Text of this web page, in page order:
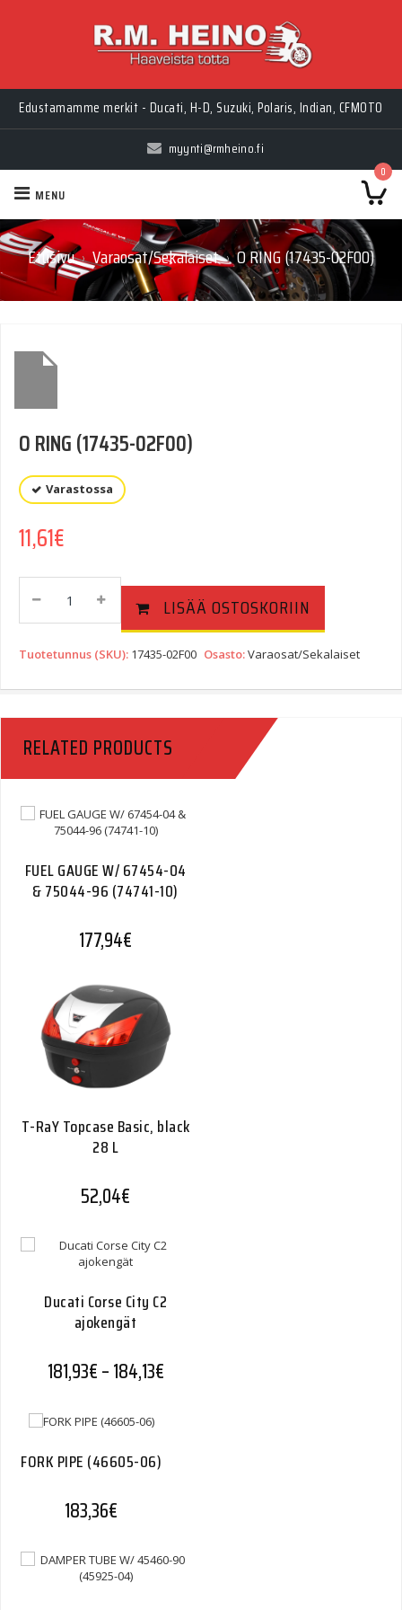
Edustamamme merkit - Ducati, H-D, Suzuki, Polaris, Indian, CFMOTO
myynti@rmheino.fi
0
MENU
Etusivu › Varaosat/Sekalaiset › O RING (17435-02F00)
O RING (17435-02F00)
Varastossa
11,61€
02F00)
LISÄÄ OSTOSKORIIN
Tuotetunnus (SKU): 17435-02F00 Osasto:Varaosat/Sekalaiset
RELATED PRODUCTS
FUEL GAUGE W/ 67454-04
& 75044-96 (74741-10)
177,94€
T-RaY Topcase Basic, black
28 L
52,04€
Ducati Corse City C2
ajokengät
181,93€–184,13€Hintaluokka: 181,93€ - 184,13€
FORK PIPE (46605-06)
183,36€